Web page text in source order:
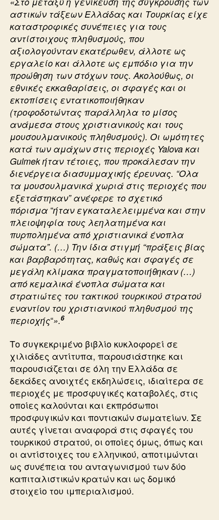
αστικών τάξεων Ελλάδας και Τουρκίας είχε
καταστροφικές συνέπειες για τους
αντίστοιχους πληθυσμούς, που
αξιολογούνταν εκατέρωθεν, άλλοτε ως
εργαλείο και άλλοτε ως εμπόδιο για την
προώθηση των στόχων τους. Ακολούθως, οι
εθνικές εκκαθαρίσεις, οι σφαγές και οι
εκτοπίσεις εντατικοποιήθηκαν
(τροφοδοτώντας παράλληλα το μίσος
ανάμεσα στους χριστιανικούς και τους
μουσουλμανικούς πληθυσμούς). Οι ωμότητες
κατά των αμάχων στις περιοχές Yalova και
Gulmek ήταν τέτοιες, που προκάλεσαν την
διενέργεια διασυμμαχικής έρευνας. “Ολα
τα μουσουλμανικά χωριά στις περιοχές που
εξετάστηκαν” ανέφερε το σχετικό
πόρισμα “ήταν εγκαταλελειμμένα και στην
πλειοψηφία τους λεηλατημένα και
πυρπολημένα από χριστιανικά ένοπλα
σώματα”. (…) Την ίδια στιγμή “πράξεις βίας
και βαρβαρότητας, καθώς και σφαγές σε
μεγάλη κλίμακα πραγματοποιήθηκαν (…)
από κεμαλικά ένοπλα σώματα και
στρατιώτες του τακτικού τουρκικού στρατού
εναντίον του χριστιανικού πληθυσμού της
περιοχής“».6
Το συγκεκριμένο βιβλίο κυκλοφορεί σε
χιλιάδες αντίτυπα, παρουσιάστηκε και
παρουσιάζεται σε όλη την Ελλάδα σε
δεκάδες ανοιχτές εκδηλώσεις, ιδιαίτερα σε
περιοχές με προσφυγικές καταβολές, στις
οποίες καλούνται και εκπρόσωποι
προσφυγικών και ποντιακών σωματείων. Σε
αυτές γίνεται αναφορά στις σφαγές του
τουρκικού στρατού, οι οποίες όμως, όπως και
οι αντίστοιχες του ελληνικού, αποτιμώνται
ως συνέπεια του ανταγωνισμού των δύο
καπιταλιστικών κρατών και ως δομικό
στοιχείο του ιμπεριαλισμού.